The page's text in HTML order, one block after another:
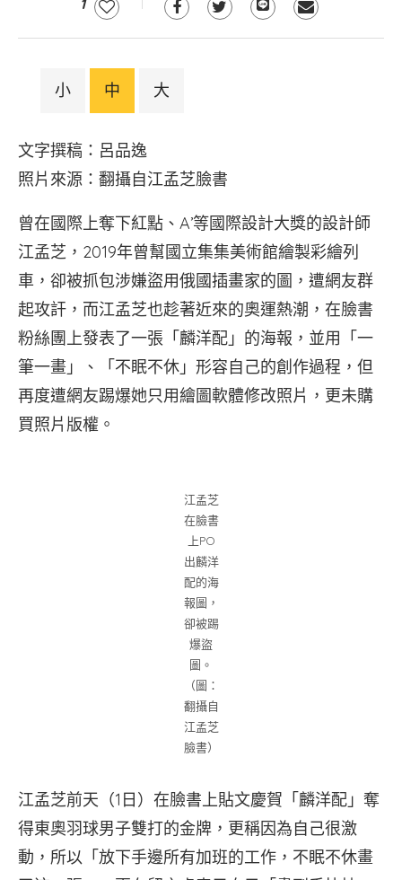
1
小 中 大
文字撰稿：呂品逸
照片來源：翻攝自江孟芝臉書
曾在國際上奪下紅點、A’等國際設計大獎的設計師
江孟芝，2019年曾幫國立集集美術館繪製彩繪列
車，卻被抓包涉嫌盜用俄國插畫家的圖，遭網友群
起攻訐，而江孟芝也趁著近來的奧運熱潮，在臉書
粉絲團上發表了一張「麟洋配」的海報，並用「一
筆一畫」、「不眠不休」形容自己的創作過程，但
再度遭網友踢爆她只用繪圖軟體修改照片，更未購
買照片版權。
江孟芝
在臉書
上PO
出麟洋
配的海
報圖，
卻被踢
爆盜
圖。
（圖：
翻攝自
江孟芝
臉書）
江孟芝前天（1日）在臉書上貼文慶賀「麟洋配」奪
得東奧羽球男子雙打的金牌，更稱因為自己很激
動，所以「放下手邊所有加班的工作，不眠不休畫